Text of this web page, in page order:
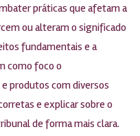
práticas que afetam a
ou alteram o significado
fundamentais e a
como foco o
produtos com diversos
e explicar sobre o
de forma mais clara.